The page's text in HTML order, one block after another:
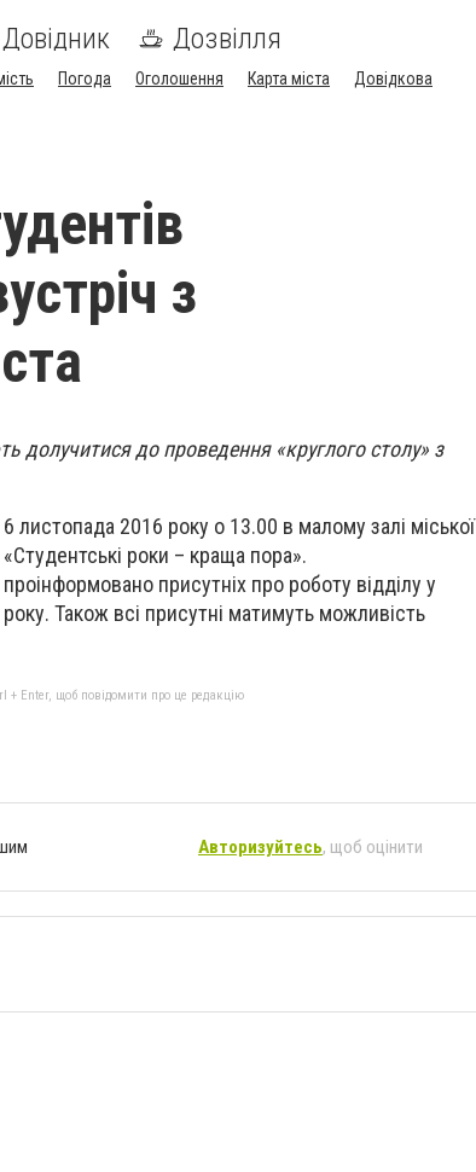
Довідник Дозвілля
Погода Оголошення Карта міста Довідкова
з
долучитися до проведення «круглого столу» з
листопада 2016 року о 13.00 в малому залі міської
роки – краща пора».
присутніх про роботу відділу у
Також всі присутні матимуть можливість
+ Enter, щоб повідомити про це редакцію
Авторизуйтесь, щоб оцінити